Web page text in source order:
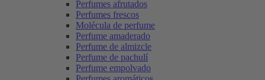
Perfumes afrutados
Perfumes frescos
Molécula de perfume
Perfume amaderado
Perfume de almizcle
Perfume de pachulí
Perfume empolvado